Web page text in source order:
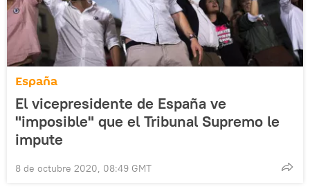
España
El vicepresidente de España ve
"imposible" que el Tribunal Supremo le
impute
8 de octubre 2020, 08:49 GMT